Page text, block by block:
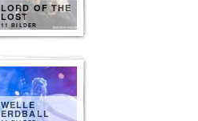
LORD OF THE
LOST
11 BILDER
WELLE
ERDBALL